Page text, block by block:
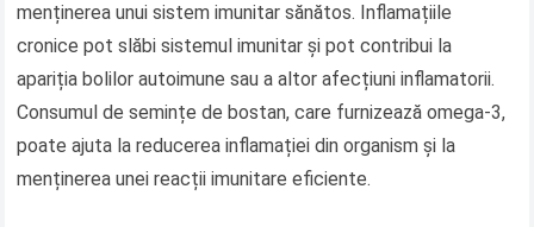
menținerea unui sistem imunitar sănătos. Inflamațiile
cronice pot slăbi sistemul imunitar și pot contribui la
apariția bolilor autoimune sau a altor afecțiuni inflamatorii.
Consumul de semințe de bostan, care furnizează omega-3,
poate ajuta la reducerea inflamației din organism și la
menținerea unei reacții imunitare eficiente.